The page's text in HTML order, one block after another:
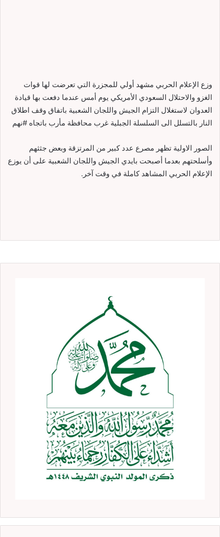
وزع الإعلام الحربي مشهد أولي للمجزرة التي تعرضت لها قوات
الغزو والاحتلال السعودي الأمريكي يوم أمس عندما دفعت بها قيادة
العدوان لاستغلال التزام الجيش واللجان الشعبية باتفاق وقف اطلاق
النار بالتسلل الى السلسلة الجبلية غرب محافظة مأرب باتجاه #نهم
الصور الاولية تظهر مصرع عدد كبير من المرتزقة وبعض جثثهم
وأسلحتهم بعدما أصبحت بايدي الجيش واللجان الشعبية على أن يوزع
الإعلام الحربي المشاهد كاملة في وقت آخر.